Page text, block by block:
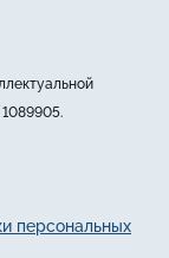
персональных